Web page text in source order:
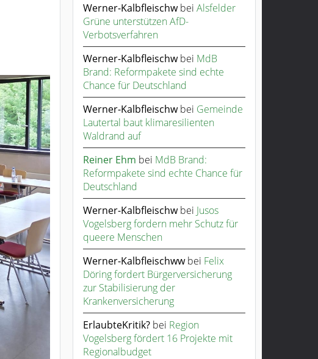
Werner-Kalbfleischwbei Alsfelder
Grüne unterstützen AfD-
Verbotsverfahren
Werner-Kalbfleischwbei MdB
Brand: Reformpakete sind echte
Chance für Deutschland
Werner-Kalbfleischwbei Gemeinde
Lautertal baut klimaresilienten
Waldrand auf
Reiner Ehm bei MdB Brand:
Reformpakete sind echte Chance für
Deutschland
Werner-Kalbfleischwbei Jusos
Vogelsberg fordern mehr Schutz für
queere Menschen
Werner-Kalbfleischwwbei Felix
Döring fordert Bürgerversicherung
zur Stabilisierung der
Krankenversicherung
ErlaubteKritik? bei Region
Vogelsberg fördert 16 Projekte mit
Regionalbudget